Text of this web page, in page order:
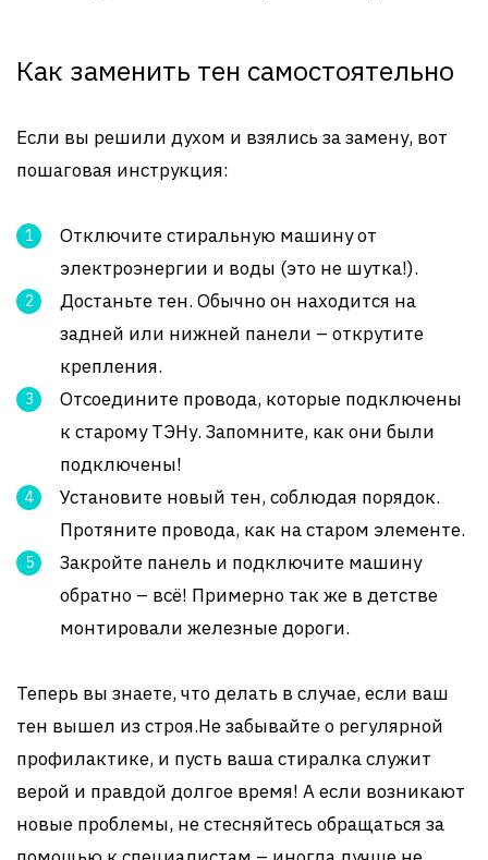
Как заменить тен самостоятельно
Если вы решили духом и взялись за замену, вот
пошаговая инструкция:
Отключите стиральную машину от
электроэнергии и воды (это не шутка!).
Достаньте тен. Обычно он находится на
задней или нижней панели – открутите
крепления.
Отсоедините провода, которые подключены
к старому ТЭНу. Запомните, как они были
подключены!
Установите новый тен, соблюдая порядок.
Протяните провода, как на старом элементе.
Закройте панель и подключите машину
обратно – всё! Примерно так же в детстве
монтировали железные дороги.
Теперь вы знаете, что делать в случае, если ваш
тен вышел из строя.Не забывайте о регулярной
профилактике, и пусть ваша стиралка служит
верой и правдой долгое время! А если возникают
новые проблемы, не стесняйтесь обращаться за